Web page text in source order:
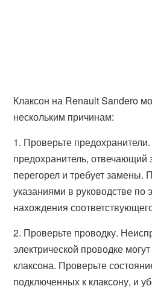
Клаксон на Renault Sandero
нескольким причинам:
1. Проверьте
предохранитель, отвечающий
перегорел и требует замены.
указаниями в руководстве по
нахождения
2. Проверьте проводку.
электрической проводке
клаксона. Проверьте
подключенных к клаксону, и